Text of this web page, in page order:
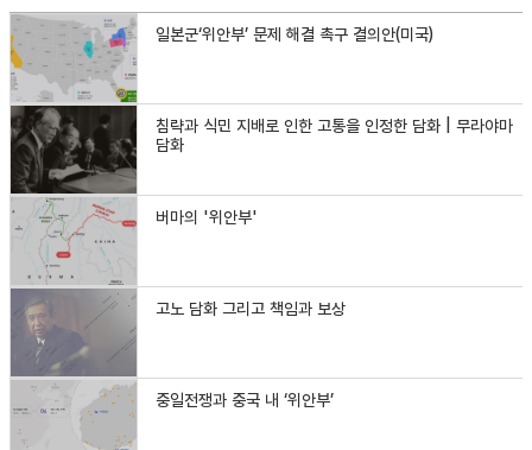
일본군‘위안부’ 문제 해결 촉구 결의안(미국)
침략과 식민 지배로 인한 고통을 인정한 담화 | 무라야마
담화
버마의 '위안부'
고노 담화 그리고 책임과 보상
중일전쟁과 중국 내 ‘위안부’